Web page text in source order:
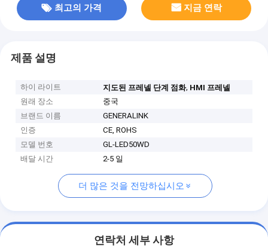
최고의 가격 지금 연락
제품 설명
하이 라이트 지도된 프레넬 단계 점화, HMI 프레넬
원래 장소
중국
브랜드 이름
GENERALINK
인증
CE, ROHS
모델 번호
GL-LED50WD
배달 시간
2-5 일
더 많은 것을 전망하십시오
연락처 세부 사항